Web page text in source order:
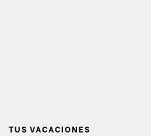
TUS VACACIONES